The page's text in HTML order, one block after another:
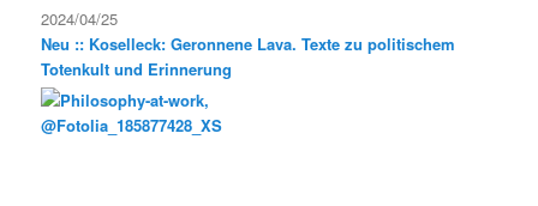
2024/04/25
Neu :: Koselleck: Geronnene Lava. Texte zu politischem
Totenkult und Erinnerung